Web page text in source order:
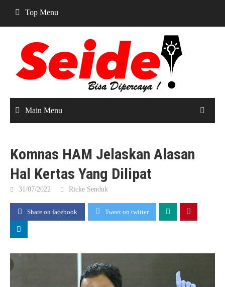
content
Top Menu
Main Menu
Komnas HAM Jelaskan Alasan
Hal Kertas Yang Dilipat
31/07/2022 Ricke Senduk
Share on facebook Tweet on twitter